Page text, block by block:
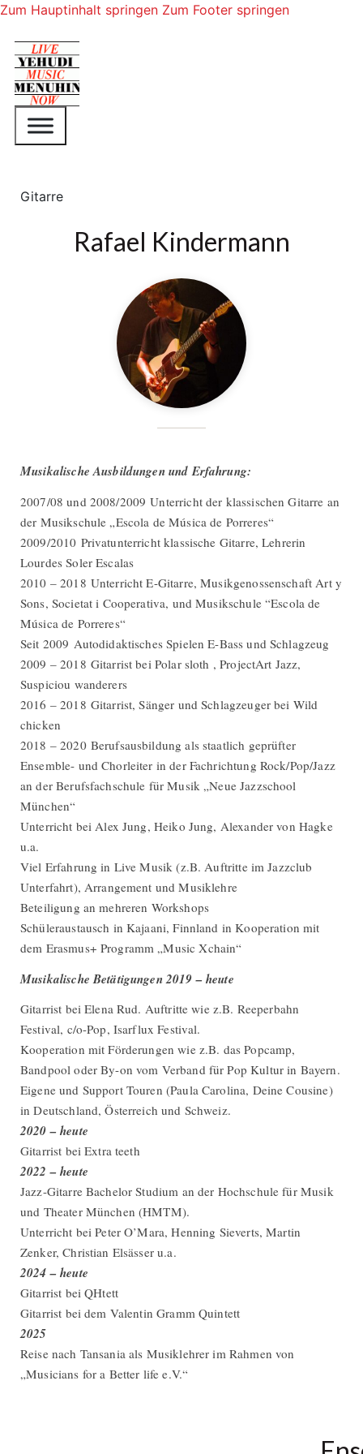
Zum Hauptinhalt springen Zum Footer springen
Gitarre
Rafael Kindermann
Musikalische Ausbildungen und Erfahrung:
2007/08 und 2008/2009 Unterricht der klassischen Gitarre an
der Musikschule „Escola de Música de Porreres“
2009/2010 Privatunterricht klassische Gitarre, Lehrerin
Lourdes Soler Escalas
2010 – 2018 Unterricht E-Gitarre, Musikgenossenschaft Art y
Sons, Societat i Cooperativa, und Musikschule “Escola de
Música de Porreres“
Seit 2009 Autodidaktisches Spielen E-Bass und Schlagzeug
2009 – 2018 Gitarrist bei Polar sloth , ProjectArt Jazz,
Suspiciou wanderers
2016 – 2018 Gitarrist, Sänger und Schlagzeuger bei Wild
chicken
2018 – 2020 Berufsausbildung als staatlich geprüfter
Ensemble- und Chorleiter in der Fachrichtung Rock/Pop/Jazz
an der Berufsfachschule für Musik „Neue Jazzschool
München“
Unterricht bei Alex Jung, Heiko Jung, Alexander von Hagke
u.a.
Viel Erfahrung in Live Musik (z.B. Auftritte im Jazzclub
Unterfahrt), Arrangement und Musiklehre
Beteiligung an mehreren Workshops
Schüleraustausch in Kajaani, Finnland in Kooperation mit
dem Erasmus+ Programm „Music Xchain“
Musikalische Betätigungen 2019 – heute
Gitarrist bei Elena Rud. Auftritte wie z.B. Reeperbahn
Festival, c/o-Pop, Isarflux Festival.
Kooperation mit Förderungen wie z.B. das Popcamp,
Bandpool oder By-on vom Verband für Pop Kultur in Bayern.
Eigene und Support Touren (Paula Carolina, Deine Cousine)
in Deutschland, Österreich und Schweiz.
2020 – heute
Gitarrist bei Extra teeth
2022 – heute
Jazz-Gitarre Bachelor Studium an der Hochschule für Musik
und Theater München (HMTM).
Unterricht bei Peter O’Mara, Henning Sieverts, Martin
Zenker, Christian Elsässer u.a.
2024 – heute
Gitarrist bei QHtett
Gitarrist bei dem Valentin Gramm Quintett
2025
Reise nach Tansania als Musiklehrer im Rahmen von
„Musicians for a Better life e.V.“